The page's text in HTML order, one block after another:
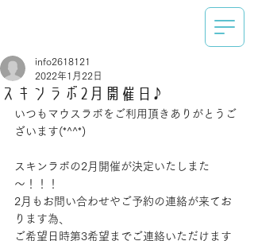
スキンラボ2月開催日♪
info2618121
2022年1月22日
いつもマウスラボをご利用頂きありがとうご
ざいます(*^^*)
スキンラボの2月開催が決定いたしまた
～！！！
2月もお問い合わせやご予約の連絡が来てお
ります為、
ご希望日時第3希望までご連絡いただけます